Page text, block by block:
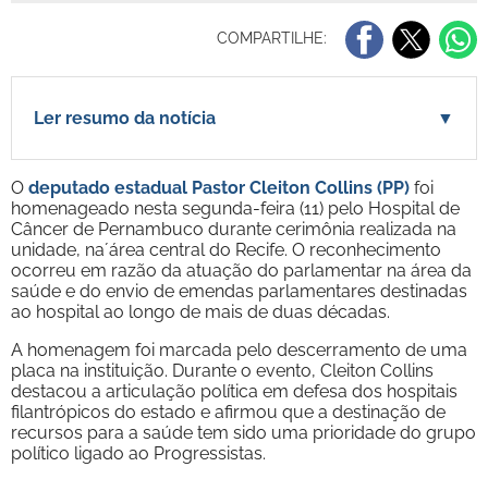
COMPARTILHE:
Ler resumo da notícia ▼
O deputado estadual Pastor Cleiton Collins (PP) foi
homenageado nesta segunda-feira (11) pelo Hospital de
Câncer de Pernambuco durante cerimônia realizada na
unidade, na´área central do Recife. O reconhecimento
ocorreu em razão da atuação do parlamentar na área da
saúde e do envio de emendas parlamentares destinadas
ao hospital ao longo de mais de duas décadas.
A homenagem foi marcada pelo descerramento de uma
placa na instituição. Durante o evento, Cleiton Collins
destacou a articulação política em defesa dos hospitais
filantrópicos do estado e afirmou que a destinação de
recursos para a saúde tem sido uma prioridade do grupo
político ligado ao Progressistas.